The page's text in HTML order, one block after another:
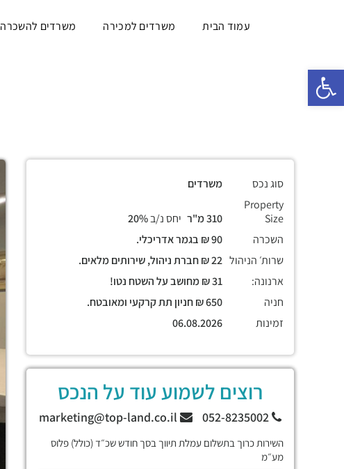
פתח סרגל נגישות
עמוד הבית משרדים למכירה משרדים להשכרה
סוג נכס
משרדים
Property
Size
יחס נ/ב
השכרה
שרות׳ הניהול
ארנונה:
חניה
זמינות
רוצים לשמוע עוד על הנכס
השירות כרוך בתשלום עמלת תיווך בסך חודש שכ״ד (כולל) פלוס
מע״מ